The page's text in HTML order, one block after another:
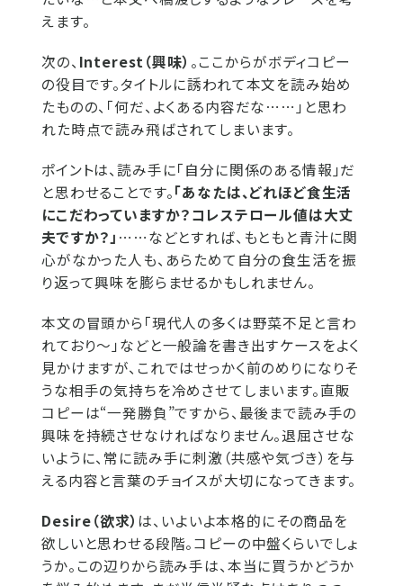
えます。
次の、 Interest（興味） 。ここからがボディコピー
の役目です。タイトルに誘われて本文を読み始め
たものの、「何だ、よくある内容だな⋯⋯」と思わ
れた時点で読み飛ばされてしまいます。
ポイントは、読み手に「自分に関係のある情報」だ
と思わせることです。「あなたは、どれほど食生活
にこだわっていますか？コレステロール値は大丈
夫ですか？」 ⋯⋯などとすれば、もともと青汁に関
心がなかった人も、あらためて自分の食生活を振
り返って興味を膨らませるかもしれません。
本文の冒頭から「現代人の多くは野菜不足と言わ
れており〜」などと一般論を書き出すケースをよく
見かけますが、これではせっかく前のめりになりそ
うな相手の気持ちを冷めさせてしまいます。直販
コピーは“一発勝負”ですから、最後まで読み手の
興味を持続させなければなりません。退屈させな
いように、常に読み手に刺激（共感や気づき）を与
える内容と言葉のチョイスが大切になってきます。
Desire（欲求） は、いよいよ本格的にその商品を
欲しいと思わせる段階。コピーの中盤くらいでしょ
うか。この辺りから読み手は、本当に買うかどうか